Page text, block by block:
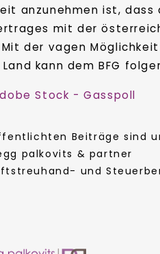
anzunehmen ist,
mit der
der vagen
kann dem BFG
Stock - Gasspoll
Beiträge sind
palkovits & partner
und